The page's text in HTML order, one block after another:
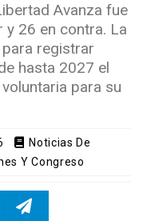
Avanza fue
26 en contra. La
registrar
hasta 2027 el
para su
Noticias De
Y Congreso